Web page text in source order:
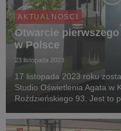
AKTUALNOŚCI
Otwarcie
w Polsce
23 listopada 2023
17 listopada 2023 roku
Studio Oświetlenia Agata w
Roździeńskiego 93. Jest to
m kw.